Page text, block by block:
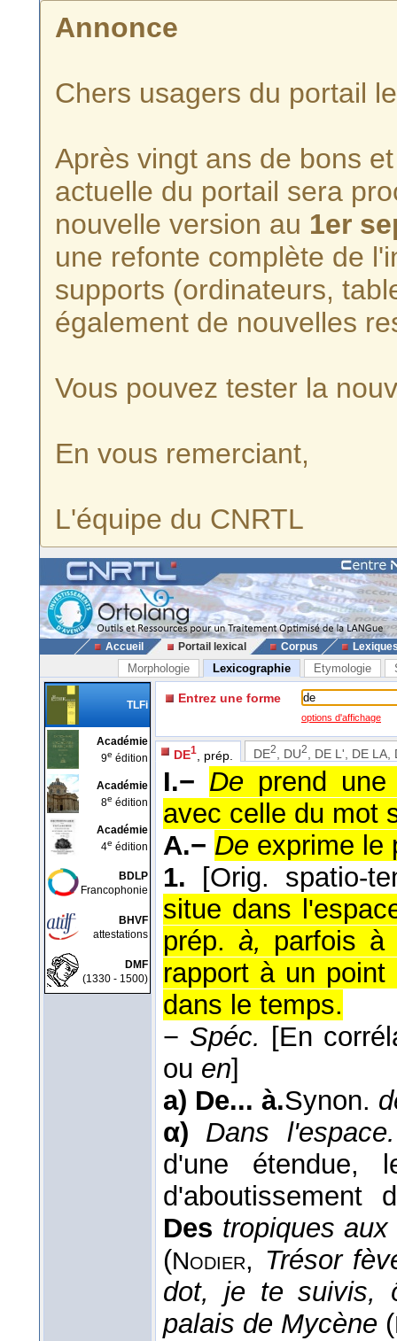
Annonce
Chers usagers du portail
Après vingt ans de bons
actuelle du portail sera
nouvelle version au 1er
une refonte complète de
supports (ordinateurs,
également de nouvelles
Vous pouvez tester la
En vous remerciant,
L'équipe du CNRTL
Accueil Portail lexical Corpus
Morphologie Lexicographie Etymologie
TLFi
Académie
9e édition
Académie
8e édition
Académie
4e édition
BDLP
Francophonie
BHVF
attestations
DMF
(1330 - 1500)
Entrez une forme
options d'affichage
DE1 , prép. DE2, DU2, DE L', DE LA,
I.− De prend
avec celle du mot
A.− De exprime le
1.
[Orig. spatio-
situe dans
prép. à, parfois à
rapport à un point
dans le temps.
− Spéc. [En
ou en]
a) De... à.Synon.
α) Dans l'espace.
d'une
d'aboutissement
Des tropiques
(Nodier, Trésor
dot, je te suivis,
palais de Mycène (